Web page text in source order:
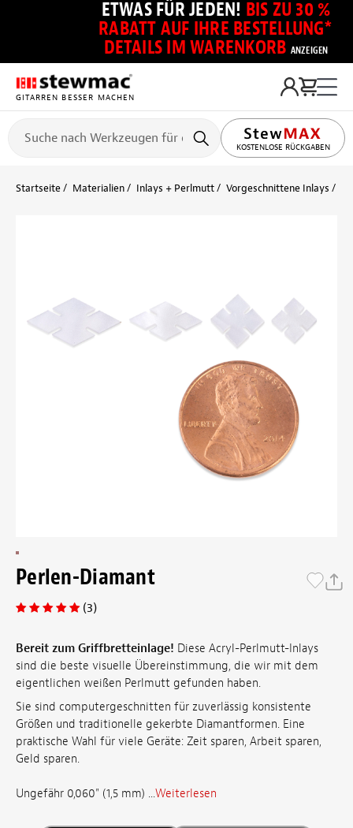
ETWAS FÜR JEDEN! BIS ZU 30 %
RABATT AUF IHRE BESTELLUNG*
DETAILS IM WARENKORB ANZEIGEN
GITARREN BESSER MACHEN
KOSTENLOSE RÜCKGABEN
Startseite Materialien Inlays + Perlmutt Vorgeschnittene Inlays
Perlen-Diamant
(3)
Bereit zum Griffbretteinlage! Diese Acryl-Perlmutt-Inlays
sind die beste visuelle Übereinstimmung, die wir mit dem
eigentlichen weißen Perlmutt gefunden haben.
Sie sind computergeschnitten für zuverlässig konsistente
Größen und traditionelle gekerbte Diamantformen. Eine
praktische Wahl für viele Geräte: Zeit sparen, Arbeit sparen,
Geld sparen.
Ungefähr 0,060" (1,5 mm) ...Weiterlesen